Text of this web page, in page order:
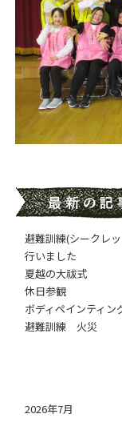
避難訓練(シークレ
行いました
夏越の大祓式
休日参観
ボディペインティン
避難訓練 火災
2026年7月